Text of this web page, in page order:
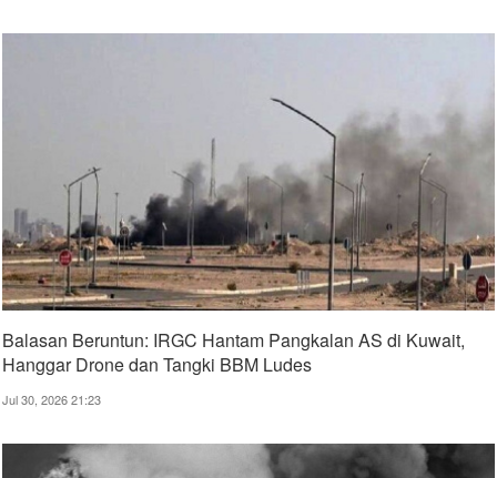
Balasan Beruntun: IRGC Hantam Pangkalan AS di Kuwait,
Hanggar Drone dan Tangki BBM Ludes
Jul 30, 2026 21:23